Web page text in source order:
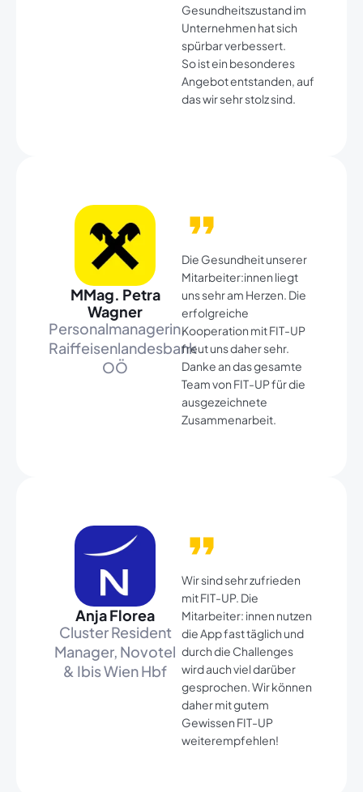
Gesundheitszustand im
Unternehmen hat sich
spürbar verbessert.
So ist ein besonderes
Angebot entstanden, auf
das wir sehr stolz sind.
MMag. Petra
Wagner​
Personalmanagerin,
Raiffeisenlandesbank
OÖ​
Die Gesundheit unserer
Mitarbeiter:innen liegt
uns sehr am Herzen. Die
erfolgreiche
Kooperation mit FIT-UP
freut uns daher sehr.
Danke an das gesamte
Team von FIT-UP für die
ausgezeichnete
Zusammenarbeit.
Anja Florea​
Cluster Resident
Manager, Novotel
& Ibis Wien Hbf​
Wir sind sehr zufrieden
mit FIT-UP. Die
Mitarbeiter: innen nutzen
die App fast täglich und
durch die Challenges
wird auch viel darüber
gesprochen. Wir können
daher mit gutem
Gewissen FIT-UP
weiterempfehlen!